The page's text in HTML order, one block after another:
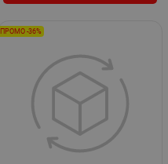
ПРОМО -36%